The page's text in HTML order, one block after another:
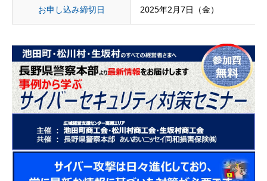
お申し込み締切日 2025年2月7日（金）